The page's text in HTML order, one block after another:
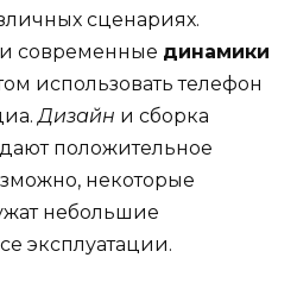
сценариях.
современные динамики
использовать телефон
Дизайн и сборка
положительное
некоторые
небольшие
эксплуатации.